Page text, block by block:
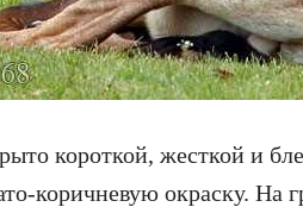
короткой, жесткой и
коричневую окраску. На